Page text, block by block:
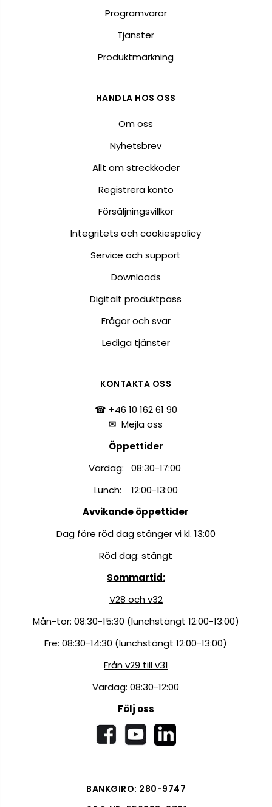
Programvaror
Tjänster
Produktmärkning
HANDLA HOS OSS
Om oss
Nyhetsbrev
Allt om streckkoder
Registrera konto
Försäljningsvillkor
Integritets och cookiespolicy
Service och support
Downloads
Digitalt produktpass
Frågor och svar
Lediga tjänster
KONTAKTA OSS
☎ +46 10 162 61 90
✉Mejla oss
Öppettider
Vardag: 08:30-17:00
Lunch: 12:00-13:00
Avvikande öppettider
Dag före röd dag stänger vi kl. 13:00
Röd dag: stängt
Sommartid:
V28 och v32
Mån-tor: 08:30-15:30 (lunchstängt 12:00-13:00)
Fre: 08:30-14:30 (lunchstängt 12:00-13:00)
Från v29 till v31
Vardag: 08:30-12:00
Följ oss
BANKGIRO: 280-9747